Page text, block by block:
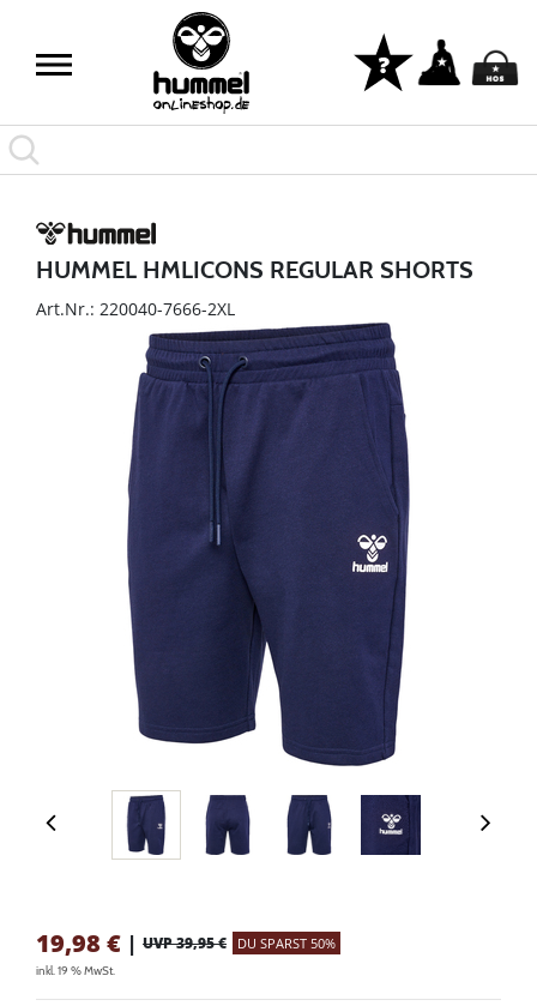
HUMMEL HMLICONS REGULAR SHORTS
Art.Nr.: 220040-7666-2XL
19,98 € | UVP 39,95 € DU SPARST 50%
inkl. 19 % MwSt.